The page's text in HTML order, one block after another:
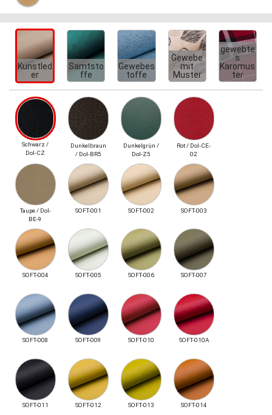
Kunstled
er
Samtsto
ffe
Gewebes
toffe
Gewebe
mit
Muster
gewebte
s
Karomus
ter
Schwarz /
Dol-CZ
Dunkelbraun
/ Dol-BR5
Dunkelgrün /
Dol-Z5
Rot / Dol-CE-
02
Taupe / Dol-
BE-9
SOFT-001 SOFT-002 SOFT-003
SOFT-004 SOFT-005 SOFT-006 SOFT-007
SOFT-008 SOFT-009 SOFT-010 SOFT-010A
SOFT-011 SOFT-012 SOFT-013 SOFT-014